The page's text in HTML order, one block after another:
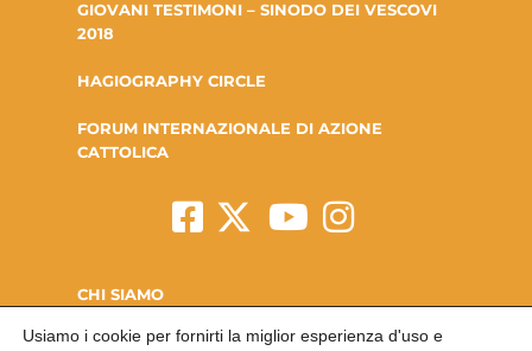
GIOVANI TESTIMONI – SINODO DEI VESCOVI
2018
HAGIOGRAPHY CIRCLE
FORUM INTERNAZIONALE DI AZIONE
CATTOLICA
CHI SIAMO
LA FONDAZIONE
Usiamo i cookie per fornirti la miglior esperienza d'uso e